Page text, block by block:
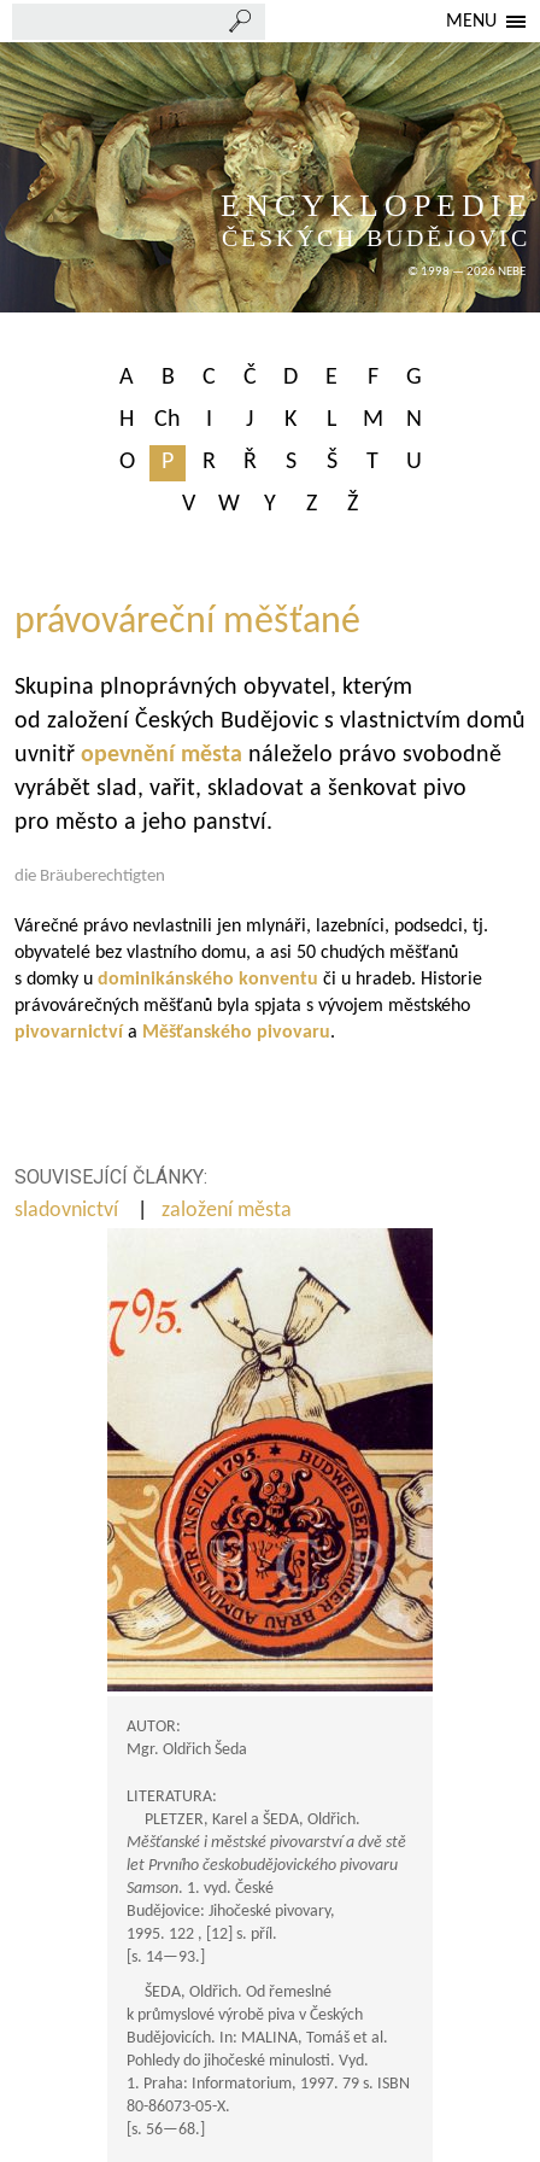
MENU
ENCYKLOPEDIE
ČESKÝCH BUDĚJOVIC
© 1998 — 2026 NEBE
A B C Č D E F
G
H
Ch I J K L M
N
O
P R Ř S Š T
U
V
W Y Z Ž
právováreční měšťané
Skupina plnoprávných obyvatel, kterým
od založení Českých Budějovic s vlastnictvím domů
uvnitř opevnění města náleželo právo svobodně
vyrábět slad, vařit, skladovat a šenkovat pivo
pro město a jeho panství.
die Bräuberechtigten
Várečné právo nevlastnili jen mlynáři, lazebníci, podsedci, tj.
obyvatelé bez vlastního domu, a asi 50 chudých měšťanů
s domky u dominikánského konventu či u hradeb. Historie
právovárečných měšťanů byla spjata s vývojem městského
pivovarnictví a Měšťanského pivovaru.
SOUVISEJÍCÍ ČLÁNKY:
sladovnictví
založení města
AUTOR:
Mgr. Oldřich Šeda
LITERATURA:
PLETZER, Karel a ŠEDA, Oldřich.
Měšťanské i městské pivovarství a dvě stě
let Prvního českobudějovického pivovaru
Samson. 1. vyd. České
Budějovice: Jihočeské pivovary,
1995. 122 , [12] s. příl.
[s. 14—93.]
ŠEDA, Oldřich. Od řemeslné
k průmyslové výrobě piva v Českých
Budějovicích. In: MALINA, Tomáš et al.
Pohledy do jihočeské minulosti. Vyd.
1. Praha: Informatorium, 1997. 79 s. ISBN
80-86073-05-X.
[s. 56—68.]